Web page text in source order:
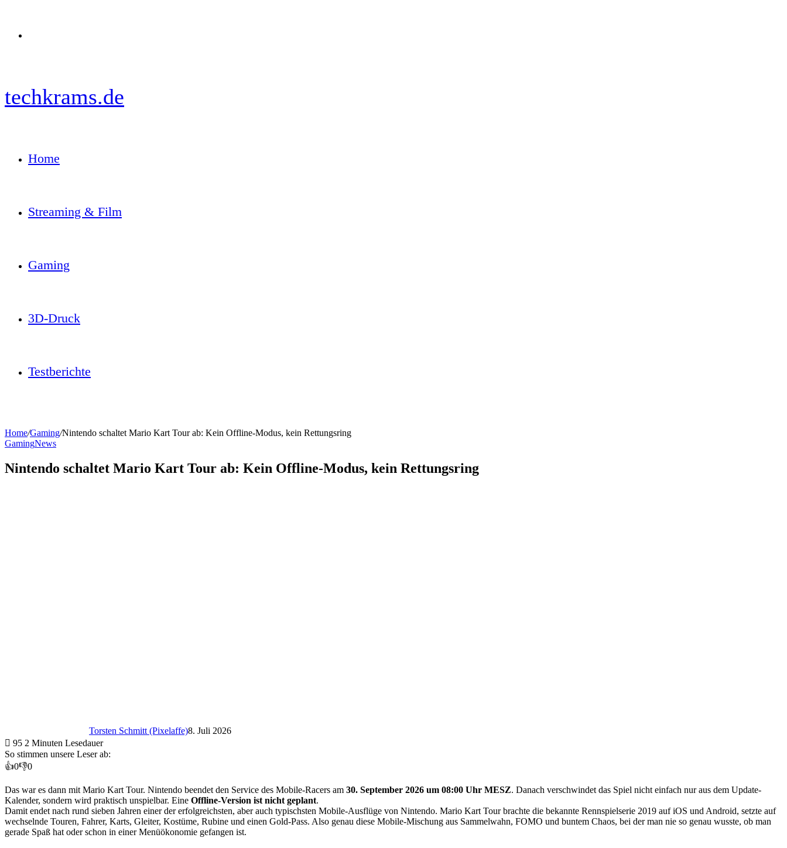
techkrams.de
Home
Streaming & Film
Gaming
3D-Druck
Testberichte
Home/Gaming/Nintendo schaltet Mario Kart Tour ab: Kein Offline-Modus, kein Rettungsring
GamingNews
Nintendo schaltet Mario Kart Tour ab: Kein Offline-Modus, kein Rettungsring
Torsten Schmitt (Pixelaffe)8. Juli 2026
95 2 Minuten Lesedauer
So stimmen unsere Leser ab:
👍0👎0
Das war es dann mit Mario Kart Tour. Nintendo beendet den Service des Mobile-Racers am 30. September 2026 um 08:00 Uhr MESZ. Danach verschwindet das Spiel nicht einfach nur aus dem Update-
Kalender, sondern wird praktisch unspielbar. Eine Offline-Version ist nicht geplant.
Damit endet nach rund sieben Jahren einer der erfolgreichsten, aber auch typischsten Mobile-Ausflüge von Nintendo. Mario Kart Tour brachte die bekannte Rennspielserie 2019 auf iOS und Android, setzte auf
wechselnde Touren, Fahrer, Karts, Gleiter, Kostüme, Rubine und einen Gold-Pass. Also genau diese Mobile-Mischung aus Sammelwahn, FOMO und buntem Chaos, bei der man nie so genau wusste, ob man
gerade Spaß hat oder schon in einer Menüökonomie gefangen ist.